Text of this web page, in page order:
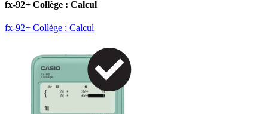
fx-92+ Collège : Calcul
fx-92+ Collège : Calcul